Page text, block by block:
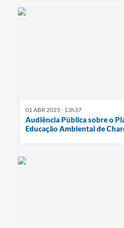
01 ABR 2025 - 13h37
Audiência Pública sobre o
Educação Ambiental de